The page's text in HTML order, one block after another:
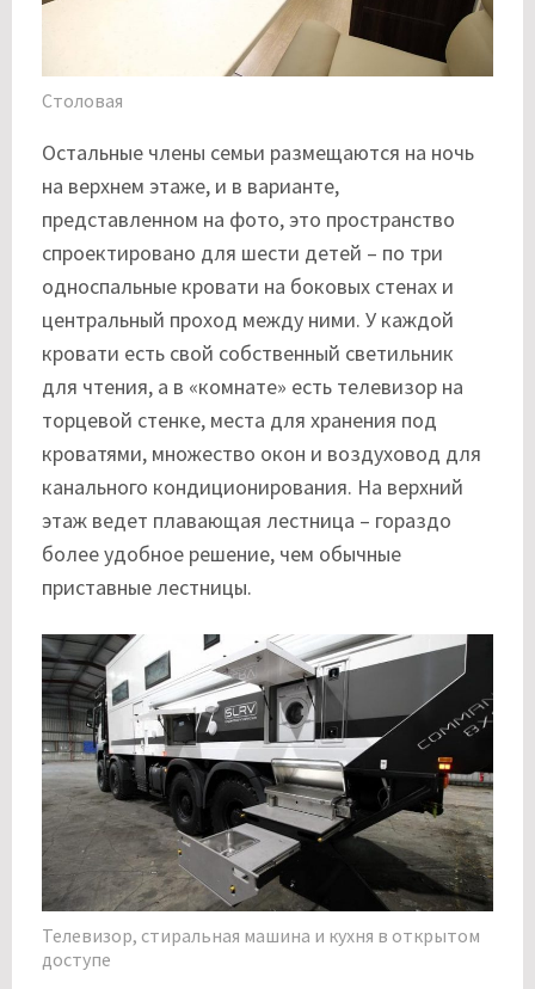
Столовая
Остальные члены семьи размещаются на ночь
на верхнем этаже, и в варианте,
представленном на фото, это пространство
спроектировано для шести детей – по три
односпальные кровати на боковых стенах и
центральный проход между ними. У каждой
кровати есть свой собственный светильник
для чтения, а в «комнате» есть телевизор на
торцевой стенке, места для хранения под
кроватями, множество окон и воздуховод для
канального кондиционирования. На верхний
этаж ведет плавающая лестница – гораздо
более удобное решение, чем обычные
приставные лестницы.
Телевизор, стиральная машина и кухня в открытом
доступе